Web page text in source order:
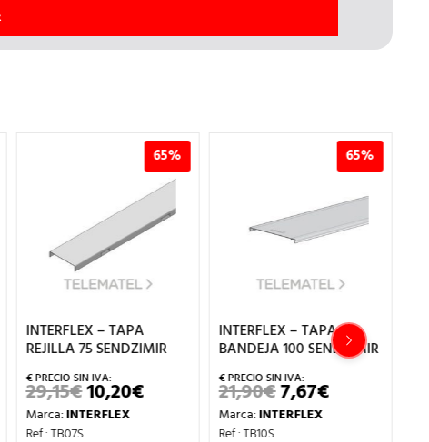
65%
INTERFLEX – TAPA
REJILLA 75 SENDZIMIR
29,15€EL
PRECIO
ORIGINAL
10,20€EL
PRECIO
Marca:INTERFLEX
Ref.: TB07S
65%
INTERFLEX – TAPA
BANDEJA 100 SENDZIMIR
21,90€EL
PRECIO
ORIGINAL
7,67€EL
PRECIO
Marca:INTERFLEX
Ref.: TB10S